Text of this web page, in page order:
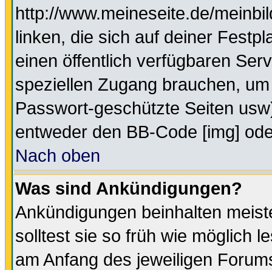
http://www.meineseite.de/
linken, die sich auf deiner
einen öffentlich verfügbaren
speziellen Zugang brauchen,
Passwort-geschützte Seiten
entweder den BB-Code [img]
Nach oben
Was sind Ankündigungen?
Ankündigungen beinhalten
solltest sie so früh wie möglich
am Anfang des jeweiligen